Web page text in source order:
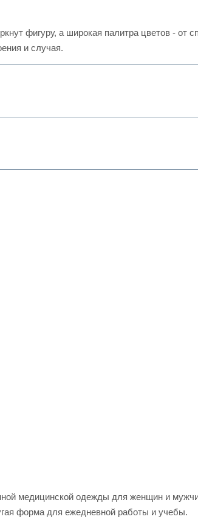
фигуру, а широкая палитра цветов - от
и случая.
медицинской одежды для женщин и
форма для ежедневной работы и учебы.